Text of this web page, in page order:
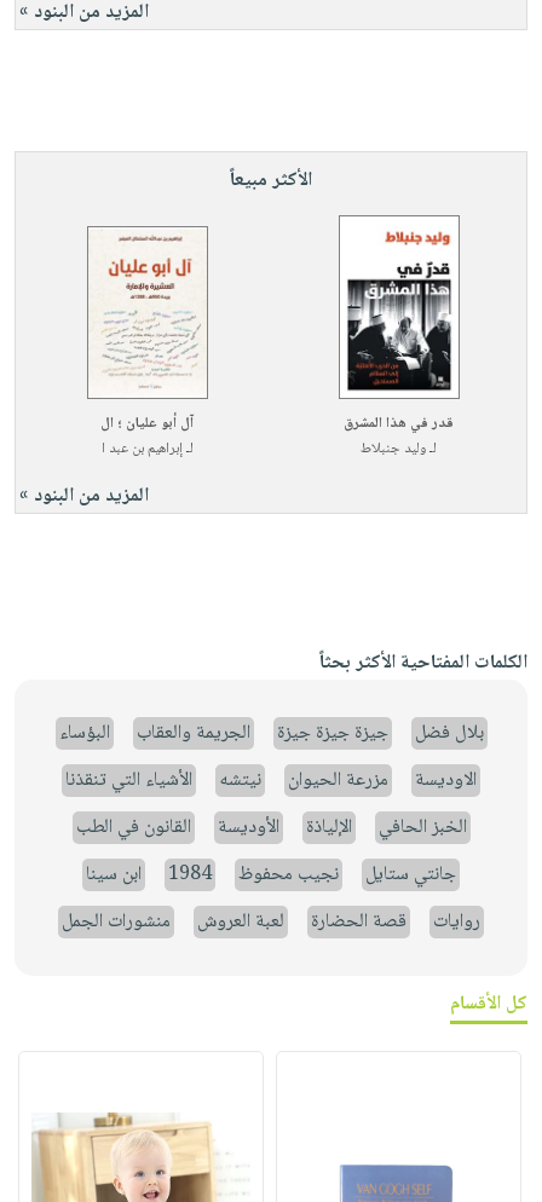
المزيد من البنود »
الأكثر مبيعاً
قدر في هذا المشرق
لـوليد جنبلاط
آل أبو عليان ؛ ال
لـإبراهيم بن عبد ا
المزيد من البنود »
الكلمات المفتاحية الأكثر بحثاً
بلال فضل جيزة جيزة جيزة الجريمة والعقاب
البؤساء
الاوديسة
مزرعة الحيوان نيتشه
الأشياء التي تنقذنا
الخبز الحافي
الإلياذة الأوديسة
القانون في الطب
جانتي ستايل
نجيب محفوظ 1984
ابن سينا
روايات
قصة الحضارة لعبة العروش منشورات الجمل
كل الأقسام